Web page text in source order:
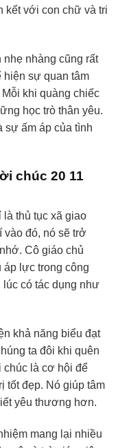
kết với con chữ và tri
nhàng cũng rất
hiện sự quan tâm
khi quàng chiếc
học trò thân yêu.
sự ấm áp của tình
chúc 20 11
thủ tục xã giao
vào đó, nó sẽ trở
Cô giáo chủ
lực trong công
có tác dụng như
khả năng biểu đạt
ta đôi khi quên
chúc là cơ hội để
tốt đẹp. Nó giúp tâm
yêu thương hơn.
mang lại nhiều